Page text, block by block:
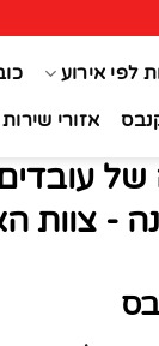
לפי אירוע
אזורי שירות
עובדים
- צוות